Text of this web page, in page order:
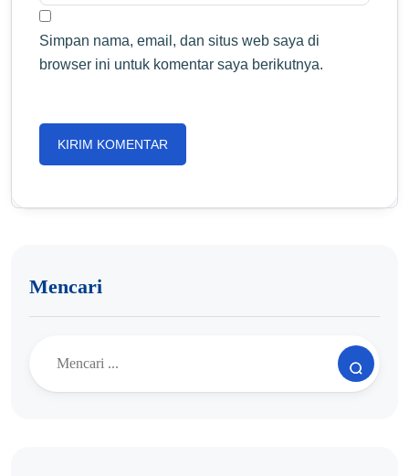
Simpan nama, email, dan situs web saya di
browser ini untuk komentar saya berikutnya.
Mencari